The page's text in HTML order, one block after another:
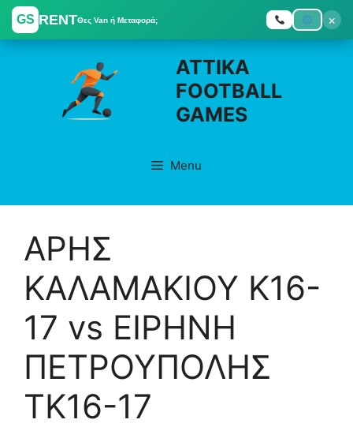
GS RENTΘες Van ή Μεταφορά;
×
Skip
ATTIKA
FOOTBALL
GAMES
Menu
ΑΡΗΣ
ΚΑΛΑΜΑΚΙΟΥ Κ16-
17 vs ΕΙΡΗΝΗ
ΠΕΤΡΟΥΠΟΛΗΣ
TK16-17